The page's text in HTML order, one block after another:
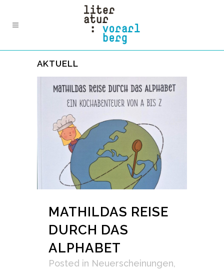
AKTUELL
MATHILDAS REISE
DURCH DAS
ALPHABET
Posted in Neuerscheinungen,